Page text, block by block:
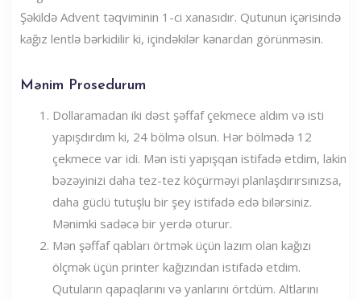
Şəkildə Advent təqviminin 1-ci xanasıdır. Qutunun içərisində
kağız lentlə bərkidilir ki, içindəkilər kənardan görünməsin.
Mənim Prosedurum
Dollaramadan iki dəst şəffaf çekmece aldım və isti
yapışdırdım ki, 24 bölmə olsun. Hər bölmədə 12
çekmece var idi. Mən isti yapışqan istifadə etdim, lakin
bəzəyinizi daha tez-tez köçürməyi planlaşdırırsınızsa,
daha güclü tutuşlu bir şey istifadə edə bilərsiniz.
Mənimki sadəcə bir yerdə oturur.
Mən şəffaf qabları örtmək üçün lazım olan kağızı
ölçmək üçün printer kağızından istifadə etdim.
Qutuların qapaqlarını və yanlarını örtdüm. Altlarını